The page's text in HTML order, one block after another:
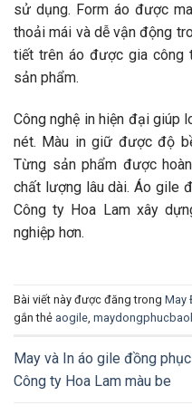
sử dụng. Form áo được
thoải mái và dễ vận động
tiết trên áo được gia công
sản phẩm.
Công nghệ in hiện đại giúp
nét. Màu in giữ được độ
Từng sản phẩm được
chất lượng lâu dài. Áo gile
Công ty Hoa Lam xây
nghiệp hơn.
Bài viết này được đăng trong May
gắn thẻ aogile,
May và In áo gile đồng phục
Công ty Hoa Lam màu be